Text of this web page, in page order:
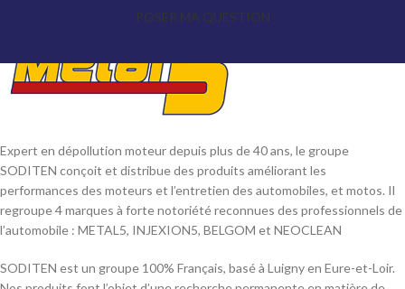
POSER MA QUESTION
Expert en dépollution moteur depuis plus de 40 ans, le groupe
SODITEN conçoit et distribue des produits améliorant les
performances des moteurs et l’entretien des automobiles, et motos. Il
regroupe 4 marques à forte notoriété reconnues des professionnels de
l’automobile : METAL5, INJEXION5, BELGOM et NEOCLEAN
SODITEN est un groupe 100% Français, basé à Luigny en Eure-et-Loir.